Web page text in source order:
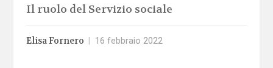
Il ruolo del Servizio sociale
Elisa Fornero 16 febbraio 2022